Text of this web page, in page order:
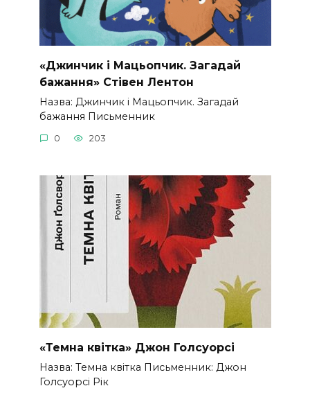
«Джинчик і Мацьопчик. Загадай
бажання» Стівен Лентон
Назва: Джинчик і Мацьопчик. Загадай
бажання Письменник
0 203
«Темна квітка» Джон Голсуорсі
Назва: Темна квітка Письменник: Джон
Голсуорсі Рік